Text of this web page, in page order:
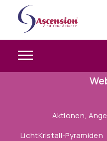
Aktionen,
LichtKristall-Pyramiden